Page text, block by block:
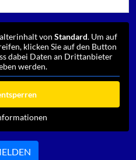
von Standard. Um auf
klicken Sie auf den Button
dabei Daten an Drittanbieter
werden.